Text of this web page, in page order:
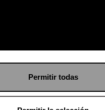
Permitir todas